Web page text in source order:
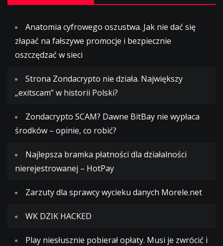
Anatomia cyfrowego oszustwa. Jak nie dać się
złapać na fałszywe promocje i bezpiecznie
oszczędzać w sieci
Strona Zondacrypto nie działa. Największy
„exitscam” w historii Polski?
Zondacrypto SCAM? Dawne BitBay nie wypłaca
środków – opinie, co robić?
Najlepsza bramka płatności dla działalności
nierejestrowanej – HotPay
Zarzuty dla sprawcy wycieku danych Morele.net
WK DZIK HACKED
Play niesłusznie pobierał opłaty. Musi je zwrócić i